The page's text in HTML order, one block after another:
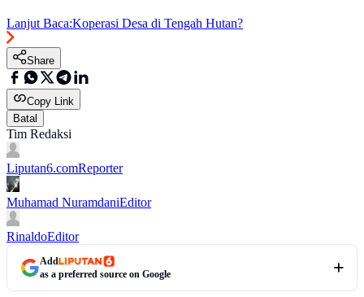
Lanjut Baca:Koperasi Desa di Tengah Hutan?
Share
Copy Link
Batal
Tim Redaksi
Liputan6.comReporter
Muhamad NuramdaniEditor
RinaldoEditor
Add
as a preferred source on Google